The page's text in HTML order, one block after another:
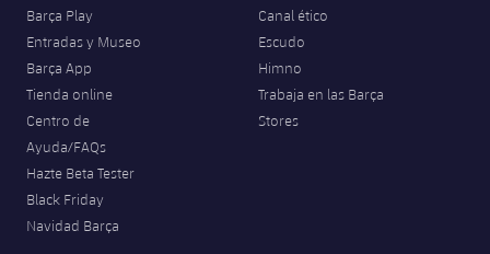
Barça Play
Entradas y Museo
Barça App
Tienda online
Centro de
Ayuda/FAQs
Hazte Beta Tester
Black Friday
Navidad Barça
Canal ético
Escudo
Himno
Trabaja en las Barça
Stores